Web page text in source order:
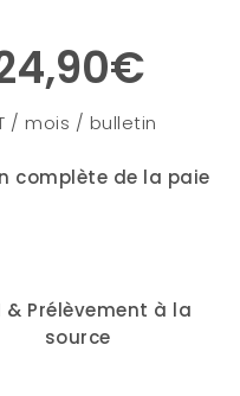
/ mois / bulletin
complète de la paie
& Prélèvement à la
source